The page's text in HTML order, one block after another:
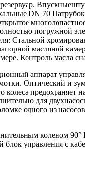
DN 70
погружной
Стальной
масляной
Контроль масла
аппарат
Оптический и
предохраняет
для
одного из насосов
коленом
управления с